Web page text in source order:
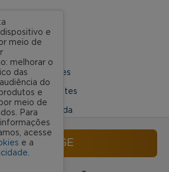
INSCREVA-SE
A FGV
Nossas Unidades
Frequentes
Rede Conveniada
Acadêmica
e
meio de
melhorar o
das
do
e
meio de
Para
acesse
e a
.